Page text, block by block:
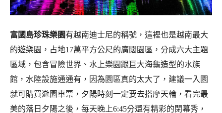
富國島珍珠樂園有越南迪士尼的稱號，這裡也是越南最大
的遊樂園，占地17萬平方公尺的廣闊園區，分成六大主題
區域，包含冒險世界、水上樂園跟巨大海龜造型的水族
館，水陸設施通通有，因為園區真的太大了，建議一入園
就可購買遊園車票，夕陽時刻一定要去搭摩天輪，看完最
美的落日夕陽之後，每天晚上6:45分還有精彩的閉幕秀，